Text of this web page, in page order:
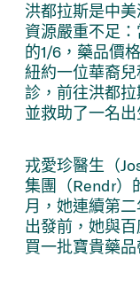
洪都拉斯是中
資源嚴重不足
的1/6，藥品價
紐約一位華裔
診，前往洪都
並救助了一名
戎愛珍醫生（
集團（Rendr）
月，她連續第
出發前，她與
買一批寶貴藥品